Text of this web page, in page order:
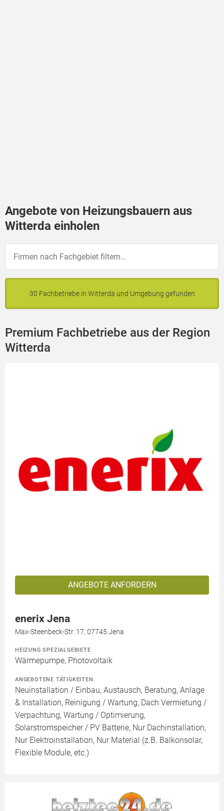
Angebote von Heizungsbauern aus
Witterda einholen
30 Fachbetriebe in Witterda und Umgebung gefunden
Premium Fachbetriebe aus der Region
Witterda
ANGEBOTE ANFORDERN
enerix Jena
Max-Steenbeck-Str. 17, 07745 Jena
HEIZUNG SPEZIALGEBIETE
Wärmepumpe, Photovoltaik
ANGEBOTENE TÄTIGKEITEN
Neuinstallation / Einbau, Austausch, Beratung, Anlage
& Installation, Reinigung / Wartung, Dach Vermietung /
Verpachtung, Wartung / Optimierung,
Solarstromspeicher / PV Batterie, Nur Dachinstallation,
Nur Elektroinstallation, Nur Material (z.B. Balkonsolar,
Flexible Module, etc.)